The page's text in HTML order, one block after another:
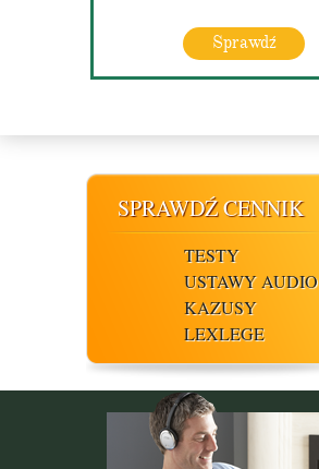
Sprawdź
SPRAWDŹ CENNIK
TESTY
USTAWY AUDIO
KAZUSY
LEXLEGE